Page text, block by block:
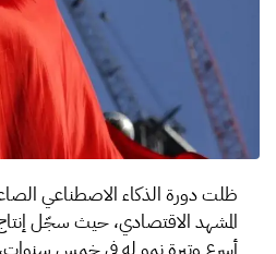
ظلت دورة الذكاء الاصطناعي
المشهد الاقتصادي، حيث سجّل إنتاج